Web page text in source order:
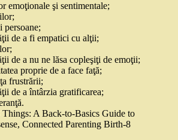
emoţionale şi sentimentale;
persoane;
de a fi empatici cu alţii;
de a nu ne lăsa copleşiţi de emoţii;
proprie de a face faţă;
frustrării;
de a întârzia gratificarea;
A Back‑to‑Basics Guide to
Connected Parenting Birth-8